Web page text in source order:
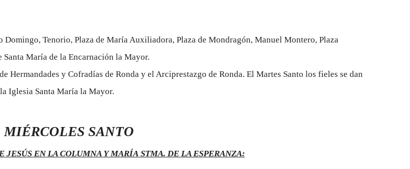
Domingo, Tenorio, Plaza de María Auxiliadora, Plaza de Mondragón, Manuel Montero, Plaza
Santa María de la Encarnación la Mayor.
Hermandades y Cofradías de Ronda y el Arciprestazgo de Ronda. El Martes Santo los fieles se dan
Iglesia Santa María la Mayor.
MIÉRCOLES SANTO
JESÚS EN LA COLUMNA YMARÍASTMA. DE LA ESPERANZA: